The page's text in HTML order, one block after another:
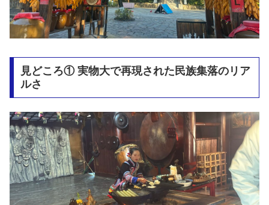
見どころ① 実物大で再現された民族集落のリア
ルさ